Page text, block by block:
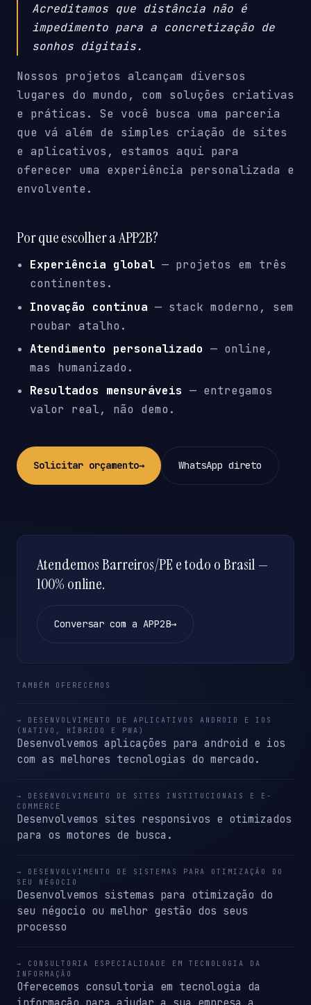
Acreditamos que distância não é
impedimento para a concretização de
sonhos digitais.
Nossos projetos alcançam diversos
lugares do mundo, com soluções criativas
e práticas. Se você busca uma parceria
que vá além de simples criação de sites
e aplicativos, estamos aqui para
oferecer uma experiência personalizada e
envolvente.
Por que escolher a APP2B?
Experiência global — projetos em três
continentes.
Inovação contínua — stack moderno, sem
roubar atalho.
Atendimento personalizado — online,
mas humanizado.
Resultados mensuráveis — entregamos
valor real, não demo.
Solicitar orçamento→ WhatsApp direto
Atendemos Barreiros/PE e todo o Brasil —
100% online.
Conversar com a APP2B→
TAMBÉM OFERECEMOS
→ DESENVOLVIMENTO DE APLICATIVOS ANDROID E IOS
(NATIVO, HÍBRIDO E PWA)
Desenvolvemos aplicações para android e ios
com as melhores tecnologias do mercado.
→ DESENVOLVIMENTO DE SITES INSTITUCIONAIS E E-
COMMERCE
Desenvolvemos sites responsivos e otimizados
para os motores de busca.
→ DESENVOLVIMENTO DE SISTEMAS PARA OTIMIZAÇÃO DO
SEU NÉGOCIO
Desenvolvemos sistemas para otimização do
seu négocio ou melhor gestão dos seus
processo
→ CONSULTORIA ESPECIALIDADE EM TECNOLOGIA DA
INFORMAÇÃO
Oferecemos consultoria em tecnologia da